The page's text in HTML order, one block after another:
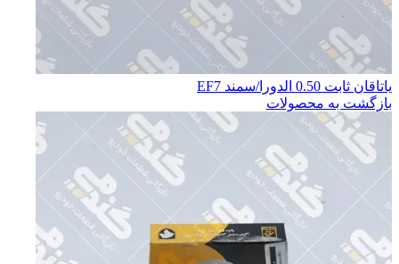
ياتاقان ثابت 0.50 الدورا/سمند EF7
بازگشت به محصولات